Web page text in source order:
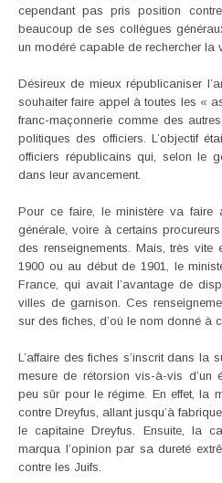
cependant pas pris position
beaucoup de ses collègues
un modéré capable de rechercher la
Désireux de mieux républicaniser
souhaiter faire appel à toutes les «
franc-maçonnerie comme des
politiques des officiers. L’objectif
officiers républicains qui, selon le
dans leur avancement.
Pour ce faire, le ministère va faire
générale, voire à certains
des renseignements. Mais, très
1900 ou au début de 1901, le
France, qui avait l’avantage de
villes de garnison. Ces
sur des fiches, d’où le nom donné à
L’affaire des fiches s’inscrit dans la
mesure de rétorsion vis-à-vis d’un
peu sûr pour le régime. En effet, la
contre Dreyfus, allant jusqu’à
le capitaine Dreyfus. Ensuite, la
marqua l’opinion par sa dureté
contre les Juifs.